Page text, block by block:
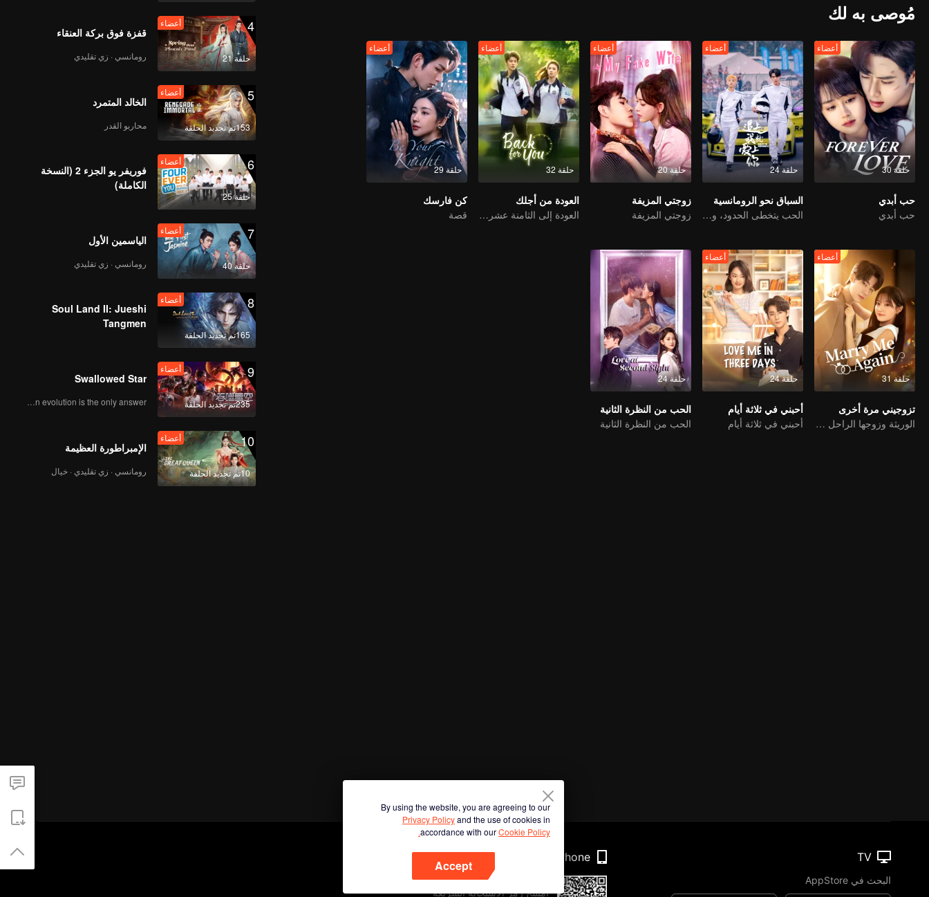
مُوصى به لك
حلقة 30
أعضاء
حب أبدي
حب أبدي
حلقة 24
أعضاء
السباق نحو الرومانسية
الحب يتخطى الحدود، والمجد متحد كشركاء
حلقة 20
أعضاء
زوجتي المزيفة
زوجتي المزيفة
حلقة 32
أعضاء
العودة من أجلك
العودة إلى الثامنة عشر، لإنقاذ ضوء قمره الأبيض
حلقة 29
أعضاء
كن فارسك
قصة
حلقة 31
أعضاء
تزوجيني مرة أخرى
الوريثة وزوجها الراحل المزدوج
حلقة 24
أعضاء
أحبني في ثلاثة أيام
أحبني في ثلاثة أيام
حلقة 24
الحب من النظرة الثانية
الحب من النظرة الثانية
4
حلقة 21
أعضاء
قفزة فوق بركة العنقاء
رومانسي · زي تقليدي
5
153تم تجديد الحلقة
أعضاء
الخالد المتمرد
محاربو القدر
6
حلقة 25
أعضاء
فوريفر يو الجزء 2 (النسخة
الكاملة)
7
حلقة 40
أعضاء
الياسمين الأول
رومانسي · زي تقليدي
8
165تم تجديد الحلقة
أعضاء
Soul Land II: Jueshi
Tangmen
9
235تم تجديد الحلقة
أعضاء
Swallowed Star
Human evolution is the only answer.
10
10تم تجديد الحلقة
أعضاء
الإمبراطورة العظيمة
رومانسي · زي تقليدي · خيال
By using the website, you are agreeing to our
Privacy Policyand the use of cookies in
accordance with ourCookie Policy.
Accept
TV
البحث في AppStore
Phone
امسح رمز الاستجابة السريعة